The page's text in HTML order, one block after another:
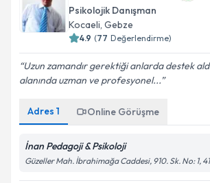
Psikolojik Danışman
Kocaeli, Gebze
4.9 (77 Değerlendirme)
Uzun zamandır gerektiği anlarda destek
alanında uzman ve profesyonel...
Adres 1 Online Görüşme
İnan Pedagoji & Psikoloji
Güzeller Mah. İbrahimağa Caddesi, 910. Sk. No: 1,